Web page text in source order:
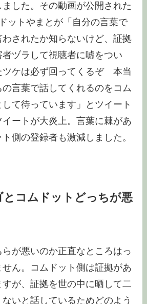
した。その動画が公開された
ットやまとが「自分の言葉で
されたか知らないけど、証拠
ヅラして視聴者に嘘をつい
ツケは必ず回ってくるぞ 本当
言葉で話してくれるのをコム
して待っています」とツイート
イートが大炎上。言葉に棘があ
側の登録者も激減しました。
とコムドットどっちが悪
が悪いのか正直なところはっ
ん。コムドット側は証拠があ
が、証拠を世の中に晒して二
いと話しているためどのよう